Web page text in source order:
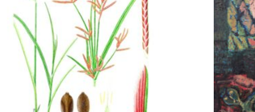
Liên hệ